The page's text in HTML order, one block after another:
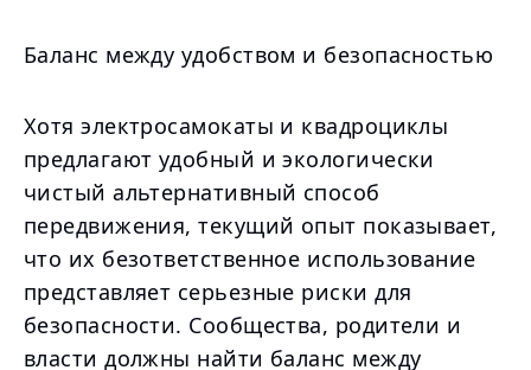
Баланс между удобством и безопасностью
Хотя электросамокаты и квадроциклы
предлагают удобный и экологически
чистый альтернативный способ
передвижения, текущий опыт показывает,
что их безответственное использование
представляет серьезные риски для
безопасности. Сообщества, родители и
власти должны найти баланс между